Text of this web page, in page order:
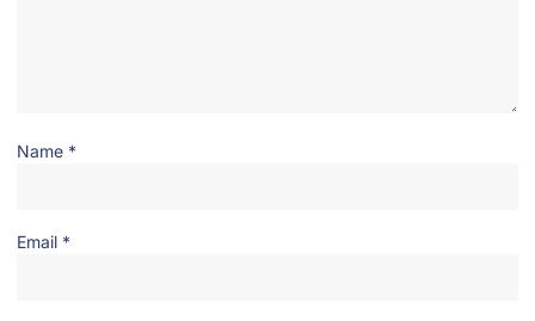
Name *
Email *